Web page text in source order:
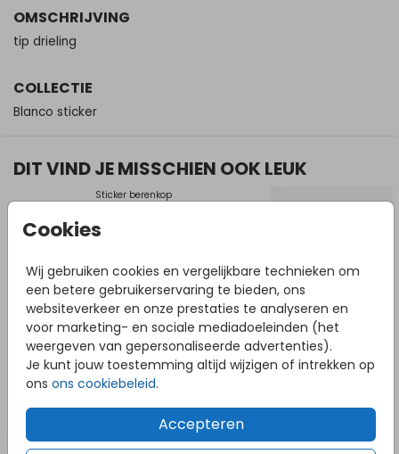
Cookies
Wij gebruiken cookies en vergelijkbare technieken om
een betere gebruikerservaring te bieden, ons
websiteverkeer en onze prestaties te analyseren en
voor marketing- en sociale mediadoeleinden (het
weergeven van gepersonaliseerde advertenties).
Je kunt jouw toestemming altijd wijzigen of intrekken op
ons ons cookiebeleid.
Accepteren
OMSCHRIJVING
tip drieling
COLLECTIE
Blanco sticker
DIT VIND JE MISSCHIEN OOK LEUK
Sticker berenkop